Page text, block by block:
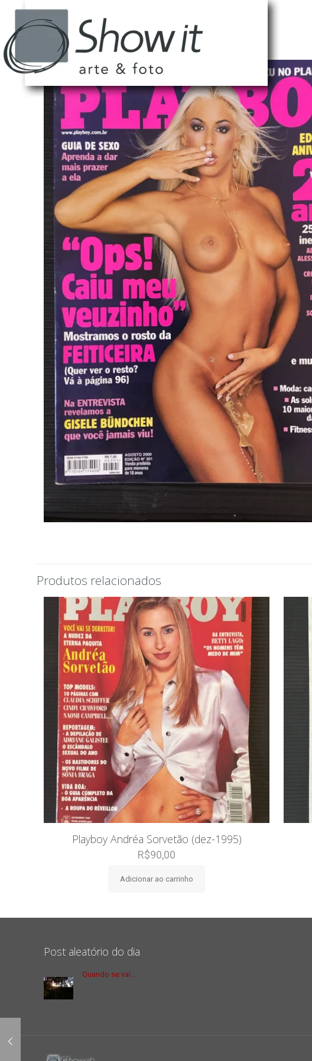
Produtos relacionados
Playboy Andréa Sorvetão (dez-1995)
R$90,00
Adicionar ao carrinho
Post aleatório do dia
Quando se vai…